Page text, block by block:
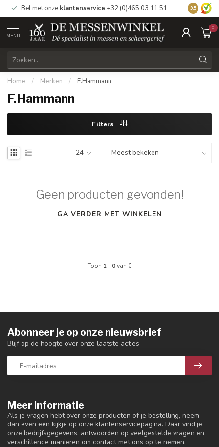
Bel met onze klantenservice +32 (0)465 03 11 51 Bezoek
9.5
MENU
0
Home / Merken / F.Hammann
F.Hammann
Filters
Geen producten gevonden!
GA VERDER MET WINKELEN
Toon 1 - 0van 0
Meer informatie
Als je vragen hebt over onze producten of je bestelling, neem
dan even een kijkje op onze klantenservicepagina. Daar vind je
onze bedrijfsgegevens, antwoorden op veelgestelde vragen en
verschillende manieren om contact met ons op te nemen.
Abonneer je op onze nieuwsbrief
Blijf op de hoogte over onze laatste acties